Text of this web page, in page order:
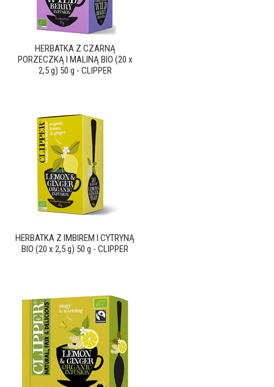
HERBATKA Z CZARNĄ
PORZECZKĄ I MALINĄ BIO (20 x
2,5 g) 50 g - CLIPPER
HERBATKA Z IMBIREM I CYTRYNĄ
BIO (20 x 2,5 g) 50 g - CLIPPER